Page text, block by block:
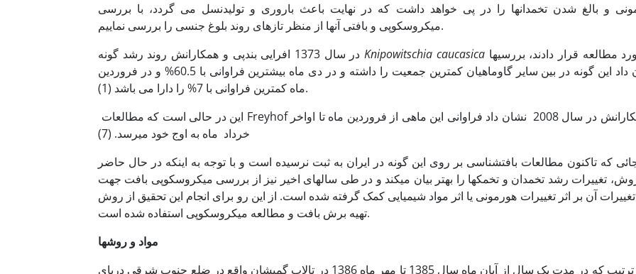
و بالغ شدن تخمدانها را در پی خواهد داشت که در نهایت باعث باروری و تولید­نسل می گردد، با بررسی
میکروسکوپی و بافتی آنها از منظر تازه­ای روند بلوغ جنسی را بررسی نماییم.
در سال 1373 افرایی بندپی و همکارانش روند رشد گونه Knipowitschia caucasicaرا مورد مطالعه قرار دادند، بررسی­ها
نشان داد این گونه در بین سایر گاوماهیان کمترین جمعیت را داشته و در دی ماه بیشترین فراوانی با 60.5% و در فروردین
ماه کمترین فراوانی با 7% را دارا می باشد (1).
خرداد ماه به اوج خود می­رسد. (7)
که تاکنون مطالعات بافت­شناسی بر روی این گونه در ایران به ثبت نرسیده است و با توجه به اینکه در حال حاضر
تغییرات رشد تخمدان و تخمک­ها را بهتر بیان می­کند و در طی سال­های اخیر نیز از بررسی میکروسکوپی بافت جهت
تغییرات آن بر اثر تغییرات هورمونی یا اثر مواد شیمیایی کمک گرفته شده است. از این رو برای انجام این تحقیق از روش
تهیه برش بافت و مطالعه میکروسکوپی استفاده شده است.
مواد و روشها
بدین ترتیب که در مدت یک سال از آبان ماه سال 1385 تا مهر ماه 1386 در تالاب گمیشان واقع در ضلع جنوب شرقی دریای